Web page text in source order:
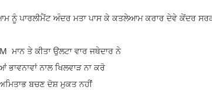
ਨੂੰ ਪਾਰਲੀਮੈਂਟ ਅੰਦਰ ਮਤਾ ਪਾਸ ਕੇ ਕਤਲੇਆਮ ਕਰਾਰ ਦੇਵੇ ਕੇਂਦਰ
ਮਾਨ ਤੇ ਕੀਤਾ ਉਲਟਾ ਵਾਰ ਜਥੇਦਾਰ ਨੇ
ਭਾਵਨਾਵਾਂ ਨਾਲ ਖਿਲਵਾੜ ਨਾ ਕਰੋ
ਬਚਣ ਦੋਸ਼ ਮੁਕਤ ਨਹੀਂ